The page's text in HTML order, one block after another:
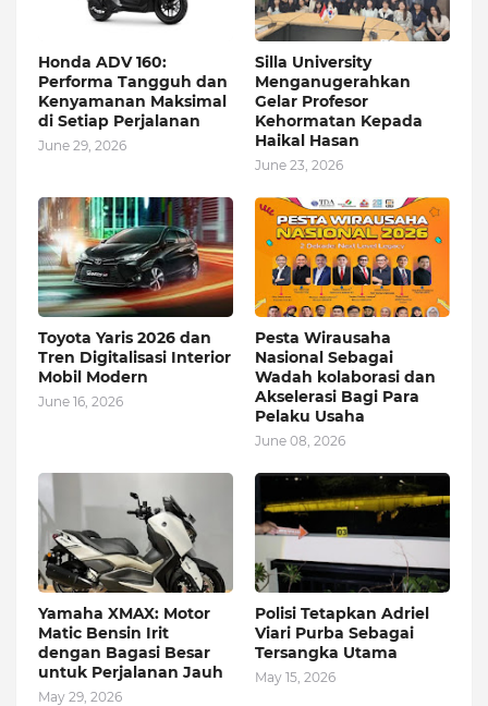
Honda ADV 160:
Performa Tangguh dan
Kenyamanan Maksimal
di Setiap Perjalanan
June 29, 2026
Silla University
Menganugerahkan
Gelar Profesor
Kehormatan Kepada
Haikal Hasan
June 23, 2026
Toyota Yaris 2026 dan
Tren Digitalisasi Interior
Mobil Modern
June 16, 2026
Pesta Wirausaha
Nasional Sebagai
Wadah kolaborasi dan
Akselerasi Bagi Para
Pelaku Usaha
June 08, 2026
Yamaha XMAX: Motor
Matic Bensin Irit
dengan Bagasi Besar
untuk Perjalanan Jauh
May 29, 2026
Polisi Tetapkan Adriel
Viari Purba Sebagai
Tersangka Utama
May 15, 2026